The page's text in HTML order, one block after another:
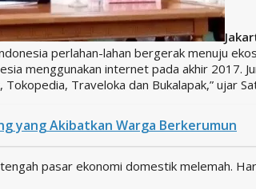
perlahan-lahan bergerak menuju
menggunakan internet pada akhir 2017.
Traveloka dan Bukalapak,” ujar
yang Akibatkan Warga Berkerumun
pasar ekonomi domestik melemah.